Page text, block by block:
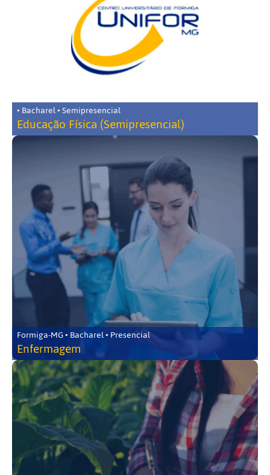
• Bacharel • Semipresencial
Educação Física (Semipresencial)
Formiga-MG • Bacharel • Presencial
Enfermagem